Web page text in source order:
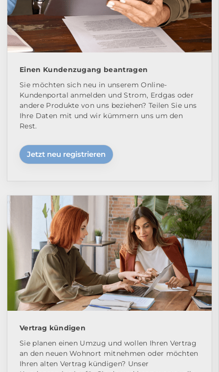
Einen Kundenzugang beantragen
Sie möchten sich neu in unserem Online-
Kundenportal anmelden und Strom, Erdgas oder
andere Produkte von uns beziehen? Teilen Sie uns
Ihre Daten mit und wir kümmern uns um den
Rest.
Jetzt neu registrieren
Vertrag kündigen
Sie planen einen Umzug und wollen Ihren Vertrag
an den neuen Wohnort mitnehmen oder möchten
Ihren alten Vertrag kündigen? Unser